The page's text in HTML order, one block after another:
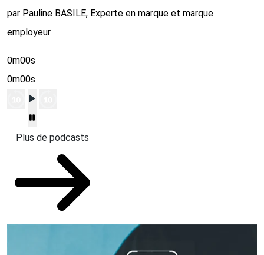
par Pauline BASILE, Experte en marque et marque
employeur
0m00s
0m00s
Plus de podcasts